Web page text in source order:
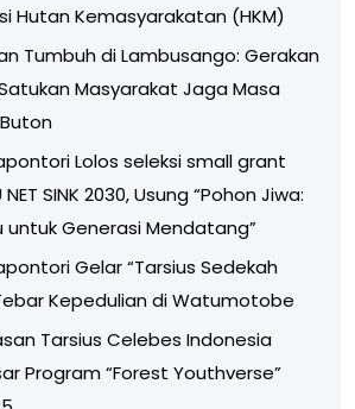
Hutan Kemasyarakatan (HKM)
Tumbuh di Lambusango: Gerakan
Masyarakat Jaga Masa
Lolos seleksi small grant
SINK 2030, Usung “Pohon Jiwa:
untuk Generasi Mendatang”
Gelar “Tarsius Sedekah
Kepedulian di Watumotobe
Tarsius Celebes Indonesia
Program “Forest Youthverse”